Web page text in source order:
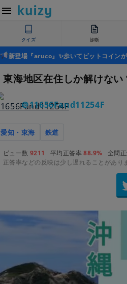
クイズ 診断
新登場『aruco』✨歩いてビットコイン
東海地区在住しか解けな
＠11656Fand11254F
愛知・東海 鉄道
ビュー数 9211 平均正答率88.9% 全問
正答率などの反映は少し遅れることがあり